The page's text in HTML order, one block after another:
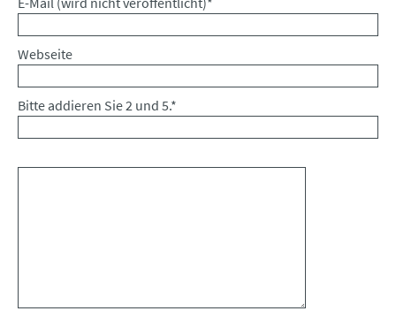
Webseite
Bitte addieren Sie 2 und 5.*